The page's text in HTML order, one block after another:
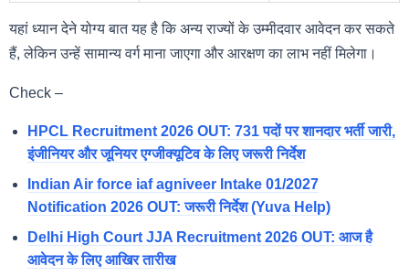
यहां ध्यान देने योग्य बात यह है कि अन्य राज्यों के उम्मीदवार आवेदन कर सकते
हैं, लेकिन उन्हें सामान्य वर्ग माना जाएगा और आरक्षण का लाभ नहीं मिलेगा।
Check –
HPCL Recruitment 2026 OUT: 731 पदों पर शानदार भर्ती जारी,
इंजीनियर और जूनियर एग्जीक्यूटिव के लिए जरूरी निर्देश
Indian Air force iaf agniveer Intake 01/2027
Notification 2026 OUT: जरूरी निर्देश (Yuva Help)
Delhi High Court JJA Recruitment 2026 OUT: आज है
आवेदन के लिए आखिर तारीख